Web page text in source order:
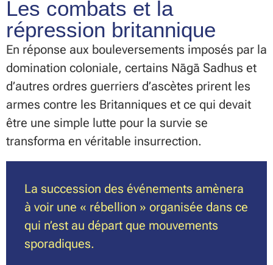
Les combats et la
répression britannique
En réponse aux bouleversements imposés par la
domination coloniale, certains Nāgā Sadhus et
d’autres ordres guerriers d’ascètes prirent les
armes contre les Britanniques et ce qui devait
être une simple lutte pour la survie se
transforma en véritable insurrection.
La succession des événements amènera
à voir une « rébellion » organisée dans ce
qui n’est au départ que mouvements
sporadiques.